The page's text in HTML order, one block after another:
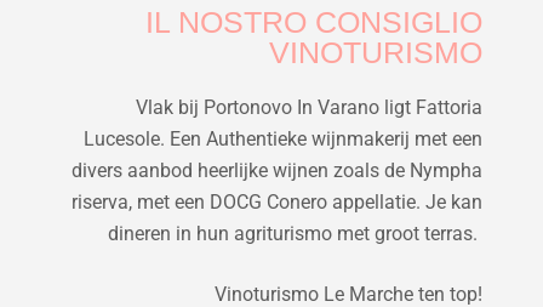
IL NOSTRO CONSIGLIO
VINOTURISMO
Vlak bij Portonovo In Varano ligt Fattoria
Lucesole. Een Authentieke wijnmakerij met een
divers aanbod heerlijke wijnen zoals de Nympha
riserva, met een DOCG Conero appellatie. Je kan
dineren in hun agriturismo met groot terras.
Vinoturismo Le Marche ten top!